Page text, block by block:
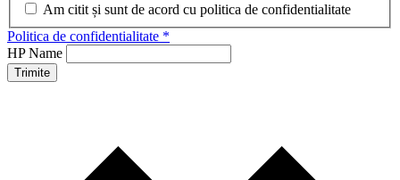
Am citit și sunt de acord cu politica de confidentialitate
Politica de confidentialitate *
HP Name
Trimite